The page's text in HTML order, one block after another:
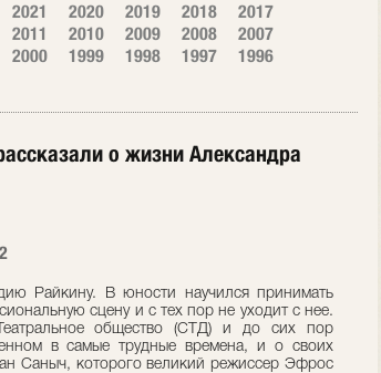
2021 2020 2019 2018
2017
2011 2010 2009 2008
2007
2000 1999 1998 1997
1996
о жизни Александра
Райкину. В юности научился принимать
сцену и с тех пор не уходит с нее.
общество (СТД) и до сих пор
в самые трудные времена, и о своих
Саныч, которого великий режиссер Эфрос